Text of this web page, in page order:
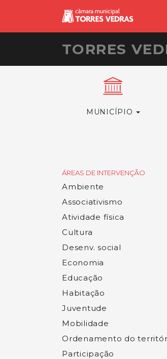
TORRES
MUNICÍPIO
ÁREAS DE INTERVENÇÃO
Ambiente
Associativismo
Atividade física
Cultura
Desenv. social
Economia
Educação
Habitação
Juventude
Mobilidade
Ordenamento do
Participação